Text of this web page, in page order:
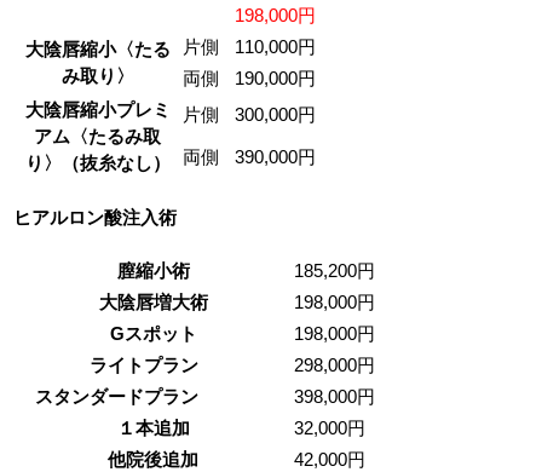
198,000円
大陰唇縮小〈たる
み取り〉
片側
110,000円
両側
190,000円
大陰唇縮小プレミ
アム〈たるみ取
り〉（抜糸なし）
片側 300,000円
両側 390,000円
ヒアルロン酸注入術
膣縮小術
185,200円
大陰唇増大術
198,000円
Gスポット
198,000円
ライトプラン
298,000円
スタンダードプラン
398,000円
１本追加
32,000円
他院後追加
42,000円